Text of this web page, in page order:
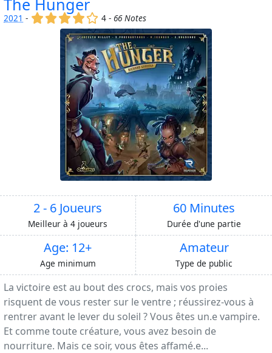
2021 - (x) (x) (x) (x) ()4 - 66 Notes
2 - 6 Joueurs
Meilleur à 4 joueurs
60 Minutes
Durée d'une partie
Age: 12+
Age minimum
Amateur
Type de public
La victoire est au bout des crocs, mais vos proies
risquent de vous rester sur le ventre ; réussirez-vous à
rentrer avant le lever du soleil ? Vous êtes un.e vampire.
Et comme toute créature, vous avez besoin de
nourriture. Mais ce soir, vous êtes affamé.e...